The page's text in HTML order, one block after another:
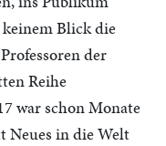
Blick die
der
Reihe
war schon Monate
Neues in die Welt